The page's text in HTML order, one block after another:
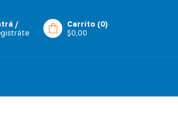
/
Carrito (0)
$0,00